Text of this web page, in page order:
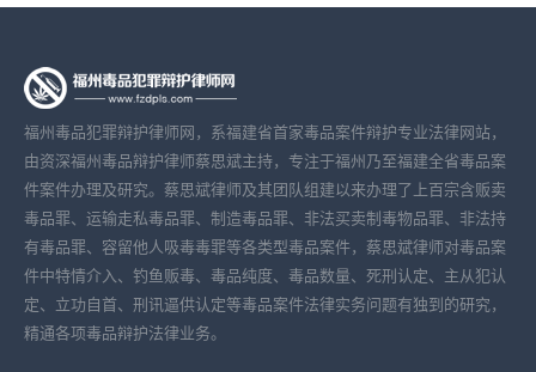
福州毒品犯罪辩护律师网，系福建省首家毒品案件辩护专业法律网站，
由资深福州毒品辩护律师蔡思斌主持，专注于福州乃至福建全省毒品案
件案件办理及研究。蔡思斌律师及其团队组建以来办理了上百宗含贩卖
毒品罪、运输走私毒品罪、制造毒品罪、非法买卖制毒物品罪、非法持
有毒品罪、容留他人吸毒毒罪等各类型毒品案件，蔡思斌律师对毒品案
件中特情介入、钓鱼贩毒、毒品纯度、毒品数量、死刑认定、主从犯认
定、立功自首、刑讯逼供认定等毒品案件法律实务问题有独到的研究，
精通各项毒品辩护法律业务。